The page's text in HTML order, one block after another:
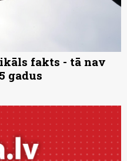
fakts - tā nav
gadus